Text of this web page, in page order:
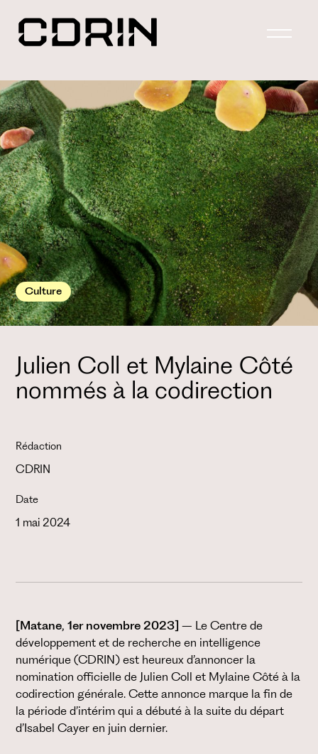
Culture
Julien Coll et Mylaine Côté
nommés à la codirection
Rédaction
CDRIN
Date
1 mai 2024
[Matane, 1er novembre 2023] – Le Centre de
développement et de recherche en intelligence
numérique (CDRIN) est heureux d’annoncer la
nomination officielle de Julien Coll et Mylaine Côté à la
codirection générale. Cette annonce marque la fin de
la période d’intérim qui a débuté à la suite du départ
d’Isabel Cayer en juin dernier.